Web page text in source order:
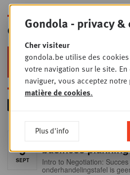
Gondola Newsletter
Restez au top dans le retail & le
foodservice !
MER
9
SEPT
Foodservice - Joint
business planning
Intro to Negotiation:
onderhandelingstafel is
Gondola - privacy
Cher visiteur
gondola.be utilise des
votre navigation sur le site.
naviguer, vous acceptez
matière de cookies.
Plus d'info